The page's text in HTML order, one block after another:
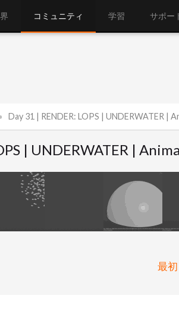
コミュニティ 学習 サポー
Day 31 | RENDER: LOPS | UNDERWATER |
| UNDERWATER |
最初